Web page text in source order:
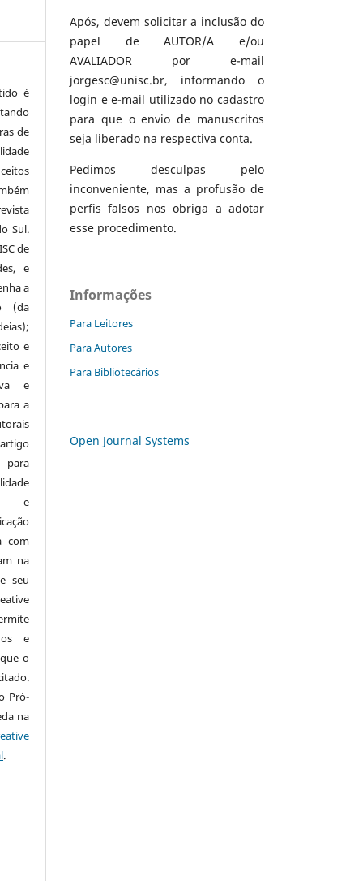
é
de
Sul.
de
e
a
(da
e
e
e
a
e
com
na
seu
e
o
Pró-
na
.
Após, devem solicitar a inclusão do
papel de AUTOR/A e/ou
AVALIADOR por e-mail
jorgesc@unisc.br, informando o
login e e-mail utilizado no cadastro
para que o envio de manuscritos
seja liberado na respectiva conta.
Pedimos desculpas pelo
inconveniente, mas a profusão de
perfis falsos nos obriga a adotar
esse procedimento.
Informações
Para Leitores
Para Autores
Para Bibliotecários
Open Journal Systems